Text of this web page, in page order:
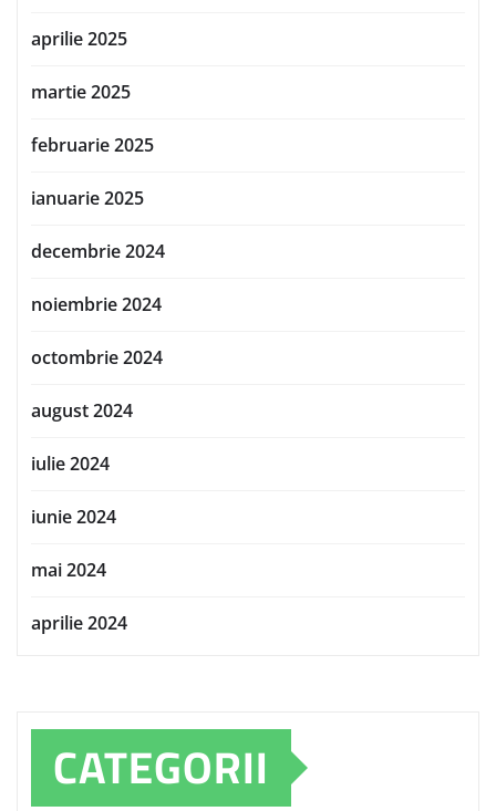
aprilie 2025
martie 2025
februarie 2025
ianuarie 2025
decembrie 2024
noiembrie 2024
octombrie 2024
august 2024
iulie 2024
iunie 2024
mai 2024
aprilie 2024
CATEGORII